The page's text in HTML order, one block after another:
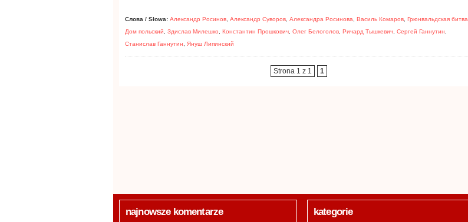
Слова / Słowa: Александр Росинов Александр Суворов Александра Росинова Василь Комаров Грюнвальдская битва
Дом польский
Здислав Милешко Константин Прошкович Олег Белоголов Ричард Тышкевич Сергей Ганнутин
Станислав Ганнутин
Януш Липинский
Strona 1 z 1 1
najnowsze komentarze kategorie